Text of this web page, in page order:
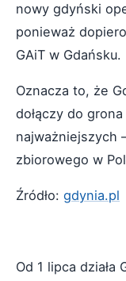
nowy gdyński
ponieważ
GAiT w Gdańsku.
Oznacza to, że
dołączy do
najważniejszych
zbiorowego w
Źródło: gdynia.pl
Od 1 lipca działa